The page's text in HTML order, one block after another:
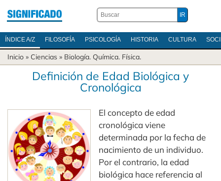
ÍNDICE A/Z FILOSOFÍA PSICOLOGÍA HISTORIA CULTURA
Inicio » Ciencias » Biología. Química. Física.
Definición de Edad Biológica y
Cronológica
El concepto de edad
cronológica viene
determinada por la fecha de
nacimiento de un individuo.
Por el contrario, la edad
biológica hace referencia al